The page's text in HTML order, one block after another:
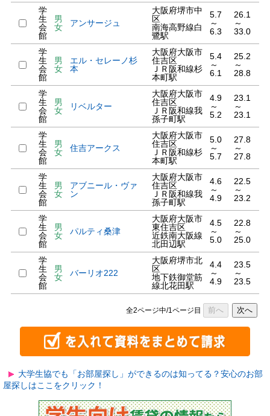
学
生
会
館
男
女
アンサージュ
大阪府堺市中
区
南海高野線白
鷺駅
5.7
～
6.3
26.1
～
33.0
学
生
会
館
男
女
エル・セレーノ杉
本
大阪府大阪市
住吉区
ＪＲ阪和線杉
本町駅
5.4
～
6.1
25.2
～
28.8
学
生
会
館
男
女
リベルター
大阪府大阪市
住吉区
ＪＲ阪和線我
孫子町駅
4.9
～
5.2
23.1
～
23.1
学
生
会
館
男
女
住吉アークス
大阪府大阪市
住吉区
ＪＲ阪和線杉
本町駅
5.0
～
5.7
27.8
～
27.8
学
生
会
館
男
女
アブニール・ヴァ
ン
大阪府大阪市
住吉区
ＪＲ阪和線我
孫子町駅
4.6
～
4.9
22.5
～
23.2
学
生
会
館
男
女
パルティ桑津
大阪府大阪市
東住吉区
近鉄南大阪線
北田辺駅
4.5
～
5.0
22.8
～
25.0
学
生
会
館
男
女
バーリオ222
大阪府堺市北
区
地下鉄御堂筋
線北花田駅
4.4
～
4.9
23.5
～
23.5
全2ページ中/1ページ目 前へ 次へ
大学生協でも「お部屋探し」ができるのは知ってる？安心のお部
屋探しはここをクリック！